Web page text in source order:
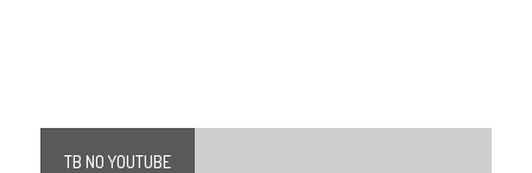
TB NO YOUTUBE